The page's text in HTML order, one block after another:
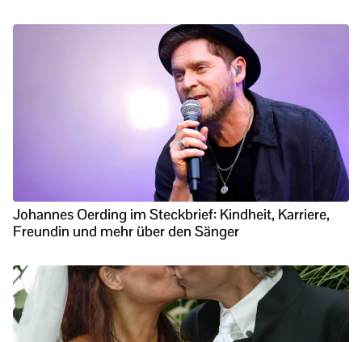
Johannes Oerding im Steckbrief: Kindheit, Karriere,
Freundin und mehr über den Sänger